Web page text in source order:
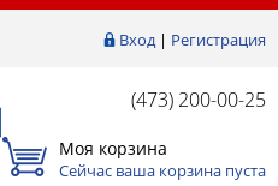
Вход| Регистрация
(473) 200-00-25
Моя корзина
Сейчас ваша корзина пуста